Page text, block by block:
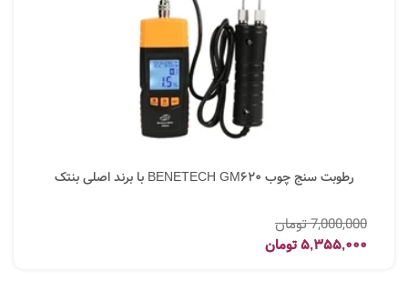
رطوبت سنج چوب BENETECH GM620 با برند اصلی بنتک
7,000,000تومان
5,355,000تومان